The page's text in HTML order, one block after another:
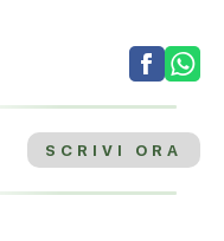
SCRIVI ORA